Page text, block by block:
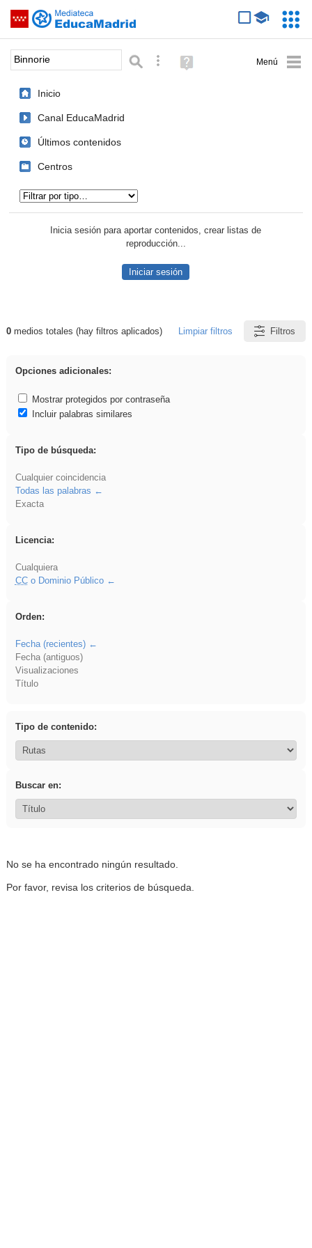
Saltar navegación
Palabra o frase: Búsqueda avanzada
Ayuda
(en
Inicio
Canal EducaMadrid
Últimos contenidos
Centros
Inicia sesión para aportar contenidos, crear listas de
reproducción...
Iniciar sesión
Resultados de: Binnorie
0medios totales (hay filtros aplicados) Limpiar filtros Filtros
Opciones adicionales:
Mostrar protegidos por contraseña
Incluir palabras similares
Tipo de búsqueda:
Cualquier coincidencia
Todas las palabras
Exacta
Licencia:
Cualquiera
CCo Dominio Público
Orden:
Fecha (recientes)
Fecha (antiguos)
Visualizaciones
Título
Tipo de contenido:
Buscar en:
No se ha encontrado ningún resultado.
Por favor, revisa los criterios de búsqueda.